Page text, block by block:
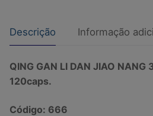
quantidade
Descrição Informação
QING GAN LI DAN JIAO NANG
120caps.
Código: 666